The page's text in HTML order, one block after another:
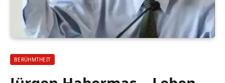
BERÜHMTHEIT